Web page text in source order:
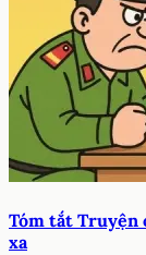
Tóm tắt Truyện
xa